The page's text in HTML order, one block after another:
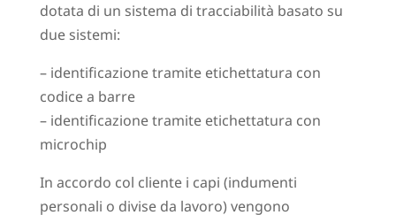
dotata di un sistema di tracciabilità basato su
due sistemi:
– identificazione tramite etichettatura con
codice a barre
– identificazione tramite etichettatura con
microchip
In accordo col cliente i capi (indumenti
personali o divise da lavoro) vengono